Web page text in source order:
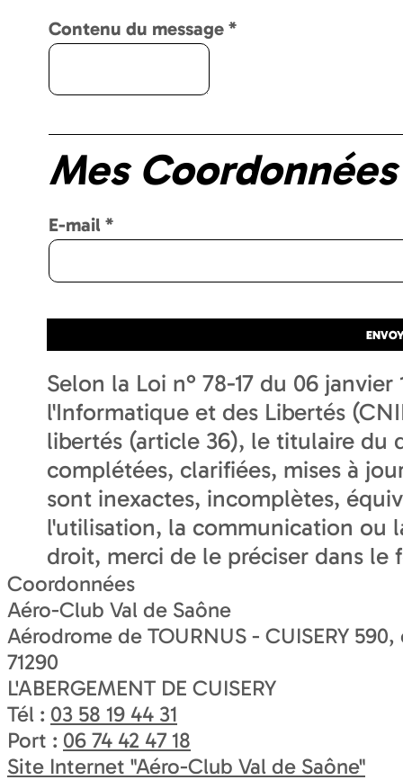
Contenu du message *
Mes Coordonnées
E-mail *
Selon la Loi n° 78-17 du 06
l'Informatique et des Libertés
libertés (article 36), le titulaire du
complétées, clarifiées, mises à
sont inexactes, incomplètes,
l'utilisation, la communication ou
droit, merci de le préciser dans le
Coordonnées
Aéro-Club Val de Saône
Aérodrome de TOURNUS - CUISERY
71290
L'ABERGEMENT DE CUISERY
Tél : 03 58 19 44 31
Port : 06 74 42 47 18
Site Internet "Aéro-Club Val de Saône"